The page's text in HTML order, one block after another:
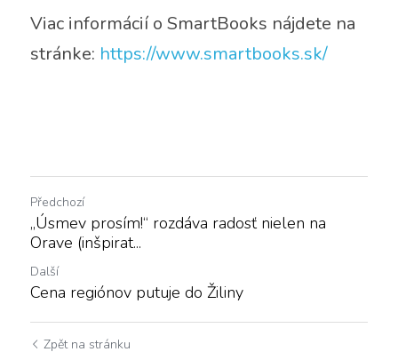
Viac informácií o SmartBooks nájdete na
stránke: https://www.smartbooks.sk/
Předchozí
„Úsmev prosím!“ rozdáva radosť nielen na
Orave (inšpirat...
Další
Cena regiónov putuje do Žiliny
Zpět na stránku